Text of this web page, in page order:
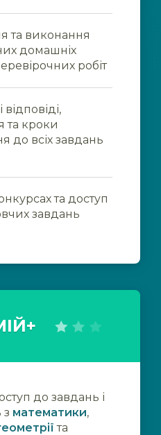
та виконання
домашніх
робіт
та кроки
до всіх завдань
та доступ
завдань
до завдань і
з математики,
та